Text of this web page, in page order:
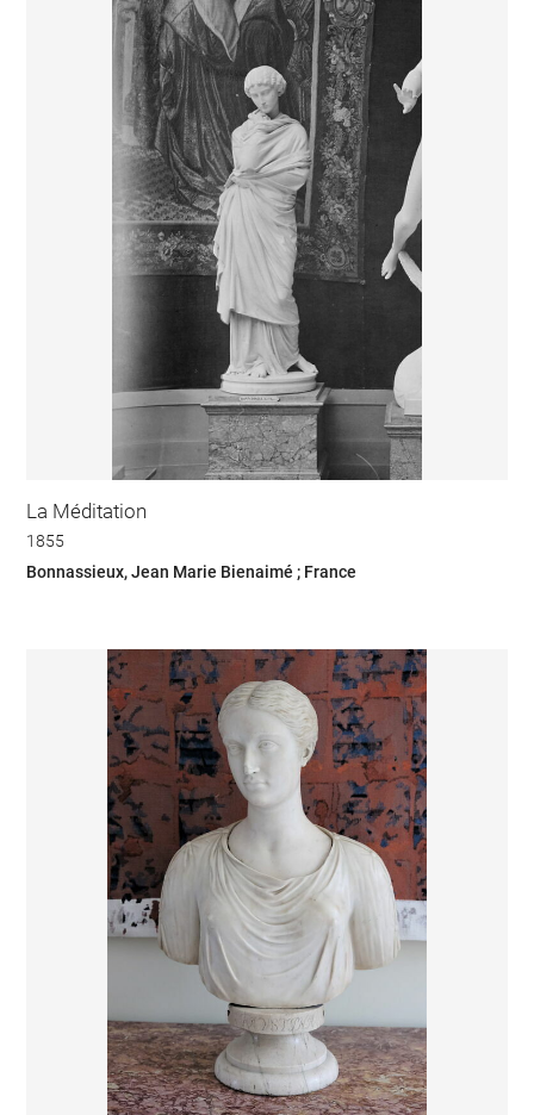
La Méditation
1855
Bonnassieux, Jean Marie Bienaimé ; France